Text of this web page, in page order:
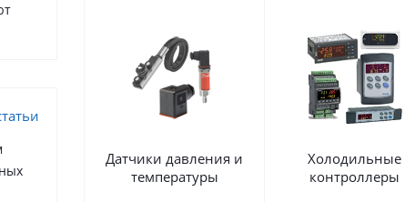
Датчики давления и
температуры
Холодильные
контроллеры